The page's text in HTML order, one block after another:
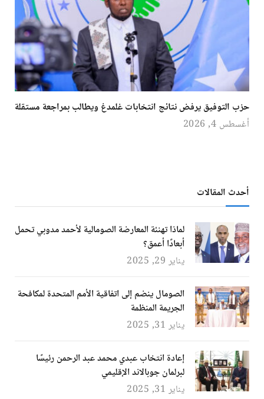
حزب التوفيق يرفض نتائج انتخابات غلمدغ ويطالب بمراجعة مستقلة
أغسطس 4, 2026
أحدث المقالات
لماذا تهنئة المعارضة الصومالية لأحمد مدوبي تحمل
أبعادًا أعمق؟
يناير 29, 2025
الصومال ينضم إلى اتفاقية الأمم المتحدة لمكافحة
الجريمة المنظمة
يناير 31, 2025
إعادة انتخاب عبدي محمد عبد الرحمن رئيسًا
لبرلمان جوبالاند الإقليمي
يناير 31, 2025